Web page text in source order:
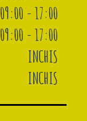
09:00 - 17:00
09:00 - 17:00
INCHIS
INCHIS